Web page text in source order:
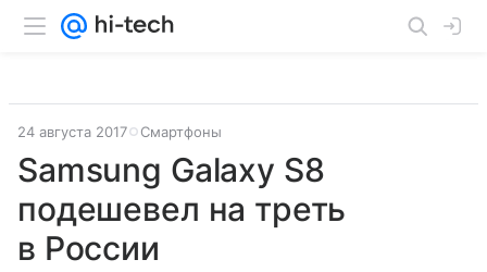
24 августа 2017 Смартфоны
Samsung Galaxy S8
подешевел на треть
в России